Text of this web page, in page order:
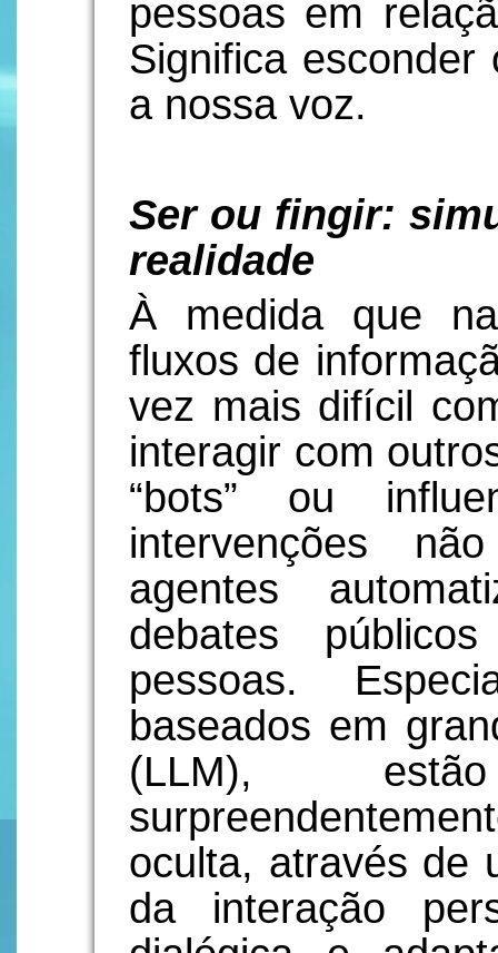
pessoas em
Significa
a nossa voz.
Ser ou fingir:
realidade
À medida que
fluxos de
vez mais difícil
interagir com
“bots” ou
intervenções
agentes
debates
pessoas.
baseados em
(LLM),
oculta, através de
da interação